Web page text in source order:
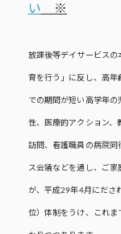
い ※
放課後等デイサービス
育を行う」に反し、高年
での期間が短い高学年
性、医療的アクション、
訪問、看護職員の病院同
ス会議などを通し、ご
が、平成29年4月にださ
位）体制をうけ、これま